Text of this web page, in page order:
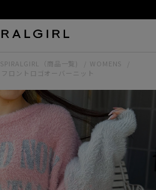
SPIRALGIRL（商品一覧)
WOMENS
フロントロゴオーバーニット